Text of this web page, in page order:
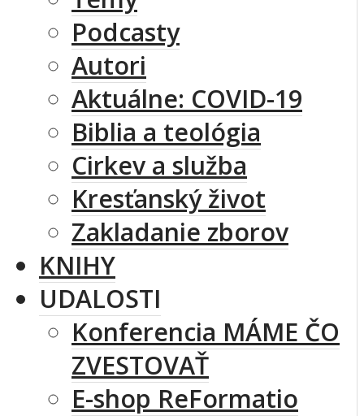
Podcasty
Autori
Aktuálne: COVID-19
Biblia a teológia
Cirkev a služba
Kresťanský život
Zakladanie zborov
KNIHY
UDALOSTI
Konferencia MÁME ČO
ZVESTOVAŤ
E-shop ReFormatio